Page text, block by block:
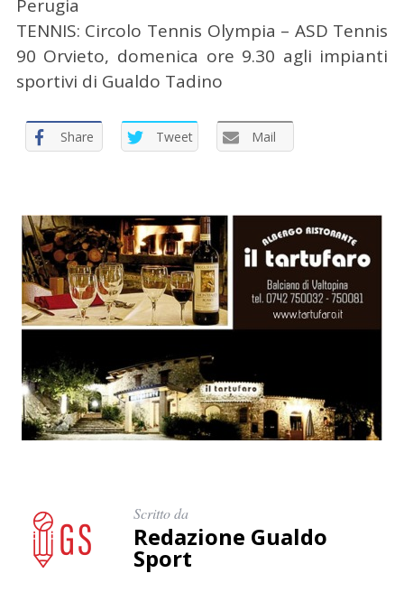
Perugia
TENNIS: Circolo Tennis Olympia – ASD Tennis
90 Orvieto, domenica ore 9.30 agli impianti
sportivi di Gualdo Tadino
Share Tweet Mail
Scritto da
Redazione Gualdo
Sport